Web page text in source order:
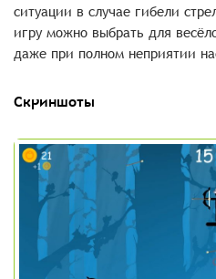
ситуации в случае гибели
игру можно выбрать для
даже при полном неприятии
Скриншоты